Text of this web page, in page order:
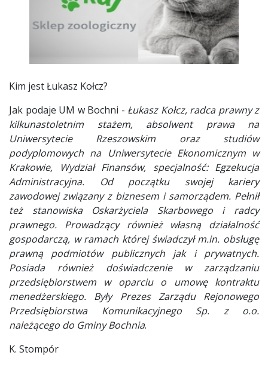
Kim jest Łukasz Kołcz?
Jak podaje UM w Bochni - Łukasz Kołcz, radca prawny z
kilkunastoletnim stażem, absolwent prawa na
Uniwersytecie Rzeszowskim oraz studiów
podyplomowych na Uniwersytecie Ekonomicznym w
Krakowie, Wydział Finansów, specjalność: Egzekucja
Administracyjna. Od początku swojej kariery
zawodowej związany z biznesem i samorządem. Pełnił
też stanowiska Oskarżyciela Skarbowego i radcy
prawnego. Prowadzący również własną działalność
gospodarczą, w ramach której świadczył m.in. obsługę
prawną podmiotów publicznych jak i prywatnych.
Posiada również doświadczenie w zarządzaniu
przedsiębiorstwem w oparciu o umowę kontraktu
menedżerskiego. Były Prezes Zarządu Rejonowego
Przedsiębiorstwa Komunikacyjnego Sp. z o.o.
należącego do Gminy Bochnia.
K. Stompór